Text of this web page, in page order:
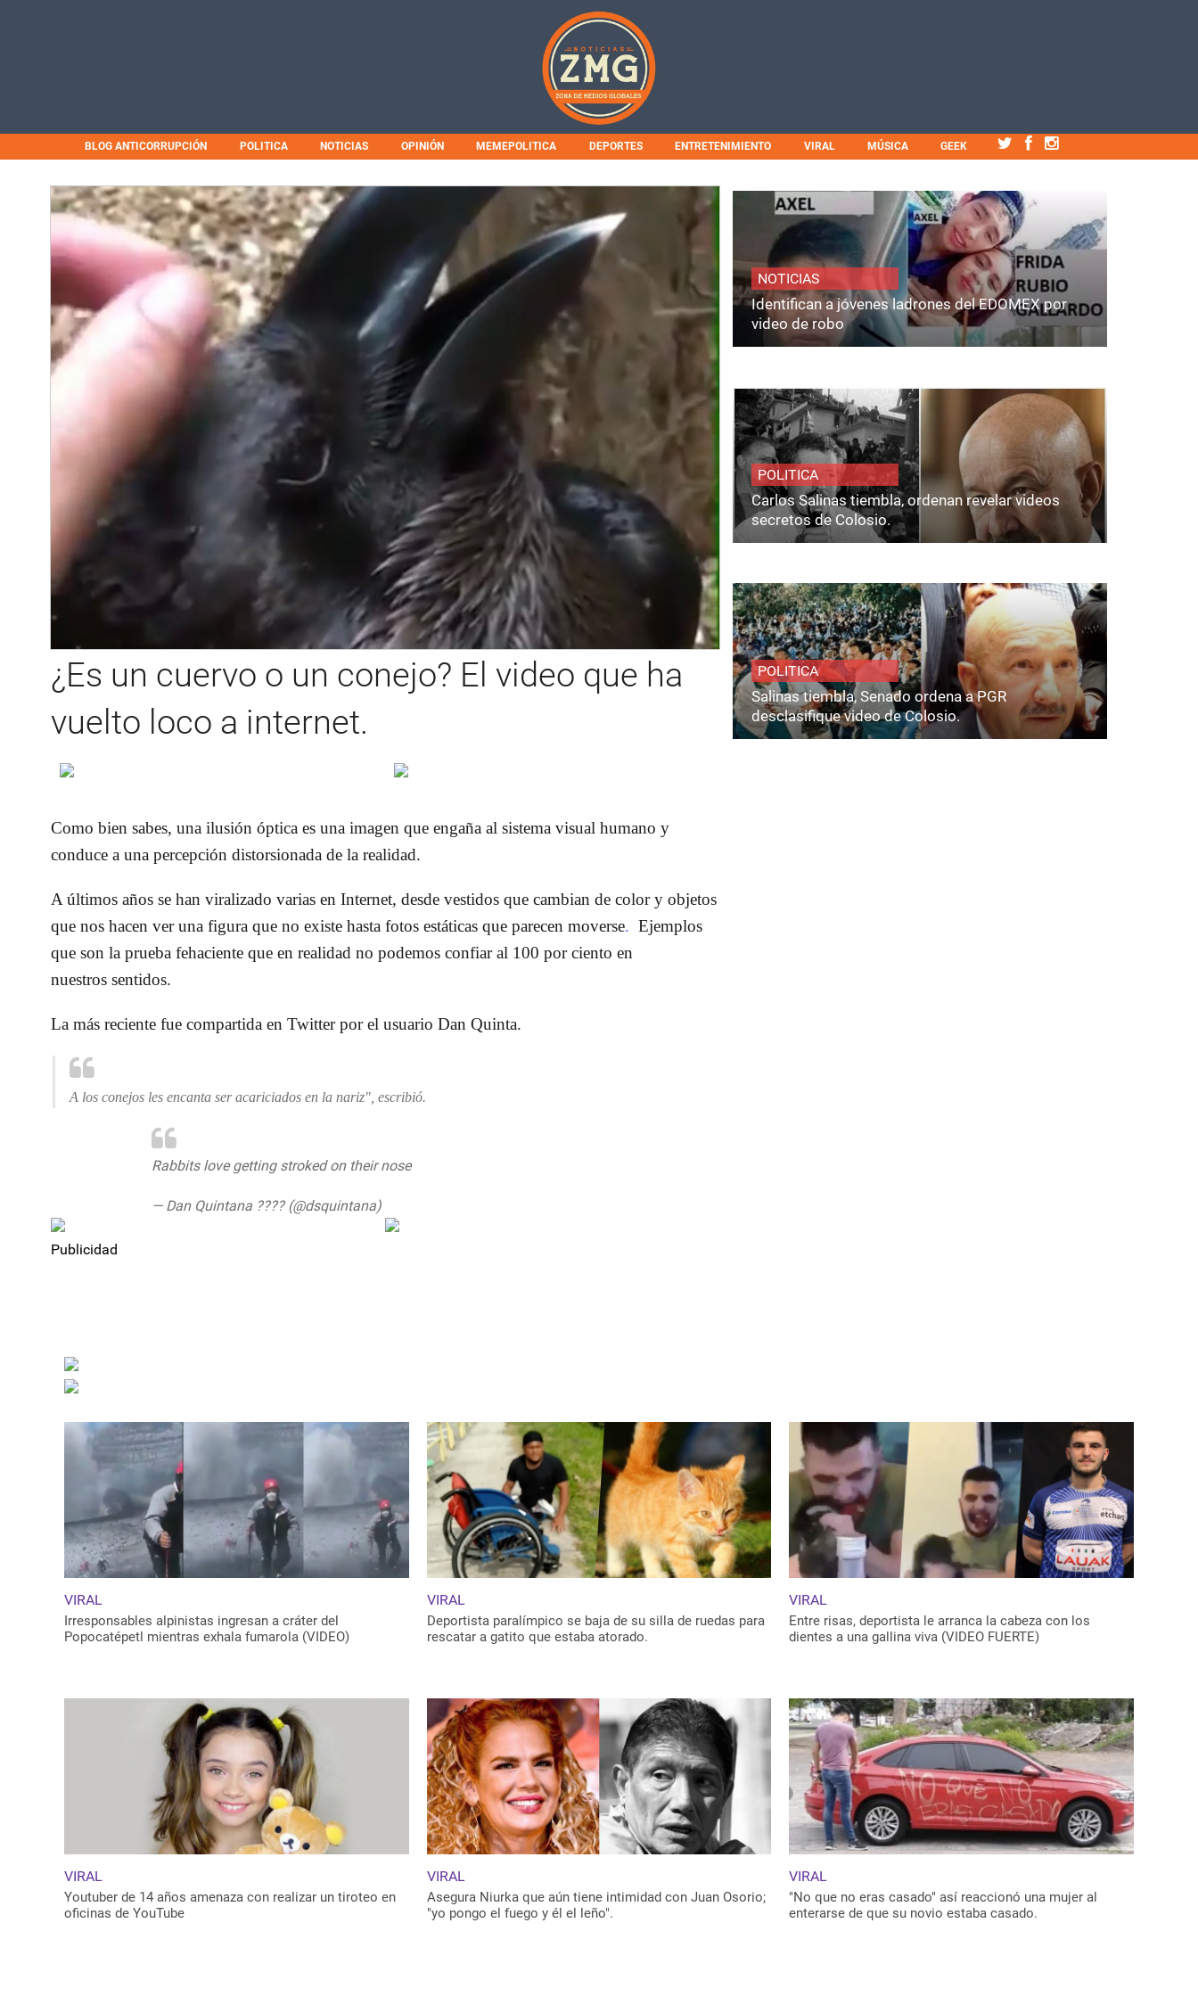
BLOG ANTICORRUPCIÓN POLITICA NOTICIAS OPINIÓN MEMEPOLITICA DEPORTES ENTRETENIMIENTO VIRAL MÚSICA GEEK
¿Es un cuervo o un conejo? El video que ha
vuelto loco a internet.
Como bien sabes, una ilusión óptica es una imagen que engaña al sistema visual humano y
conduce a una percepción distorsionada de la realidad.
A últimos años se han viralizado varias en Internet, desde vestidos que cambian de color y objetos
que nos hacen ver una figura que no existe hasta fotos estáticas que parecen moverse. Ejemplos
que son la prueba fehaciente que en realidad no podemos confiar al 100 por ciento en
nuestros sentidos.
La más reciente fue compartida en Twitter por el usuario Dan Quinta.
A los conejos les encanta ser acariciados en la nariz", escribió.
Rabbits love getting stroked on their nose
— Dan Quintana ???? (@dsquintana)
Publicidad
NOTICIAS
Identifican a jóvenes ladrones del EDOMEX por
video de robo
POLITICA
Carlos Salinas tiembla, ordenan revelar videos
secretos de Colosio.
POLITICA
Salinas tiembla, Senado ordena a PGR
desclasifique video de Colosio.
VIRAL
Irresponsables alpinistas ingresan a cráter del
Popocatépetl mientras exhala fumarola (VIDEO)
VIRAL
Deportista paralímpico se baja de su silla de ruedas para
rescatar a gatito que estaba atorado.
VIRAL
Entre risas, deportista le arranca la cabeza con los
dientes a una gallina viva (VIDEO FUERTE)
VIRAL
Youtuber de 14 años amenaza con realizar un tiroteo en
oficinas de YouTube
VIRAL
Asegura Niurka que aún tiene intimidad con Juan Osorio;
"yo pongo el fuego y él el leño".
VIRAL
"No que no eras casado" así reaccionó una mujer al
enterarse de que su novio estaba casado.